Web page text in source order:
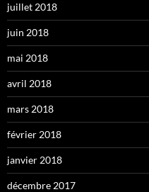
juillet 2018
juin 2018
mai 2018
avril 2018
mars 2018
février 2018
janvier 2018
décembre 2017